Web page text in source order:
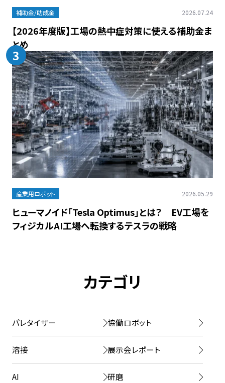
補助金/助成金 2026.07.24
【2026年度版】工場の熱中症対策に使える補助金ま
とめ
3
産業用ロボット 2026.05.29
ヒューマノイド「Tesla Optimus」とは？ EV工場を
フィジカルAI工場へ転換するテスラの戦略
カテゴリ
パレタイザー 協働ロボット
溶接 展示会レポート
AI 研磨